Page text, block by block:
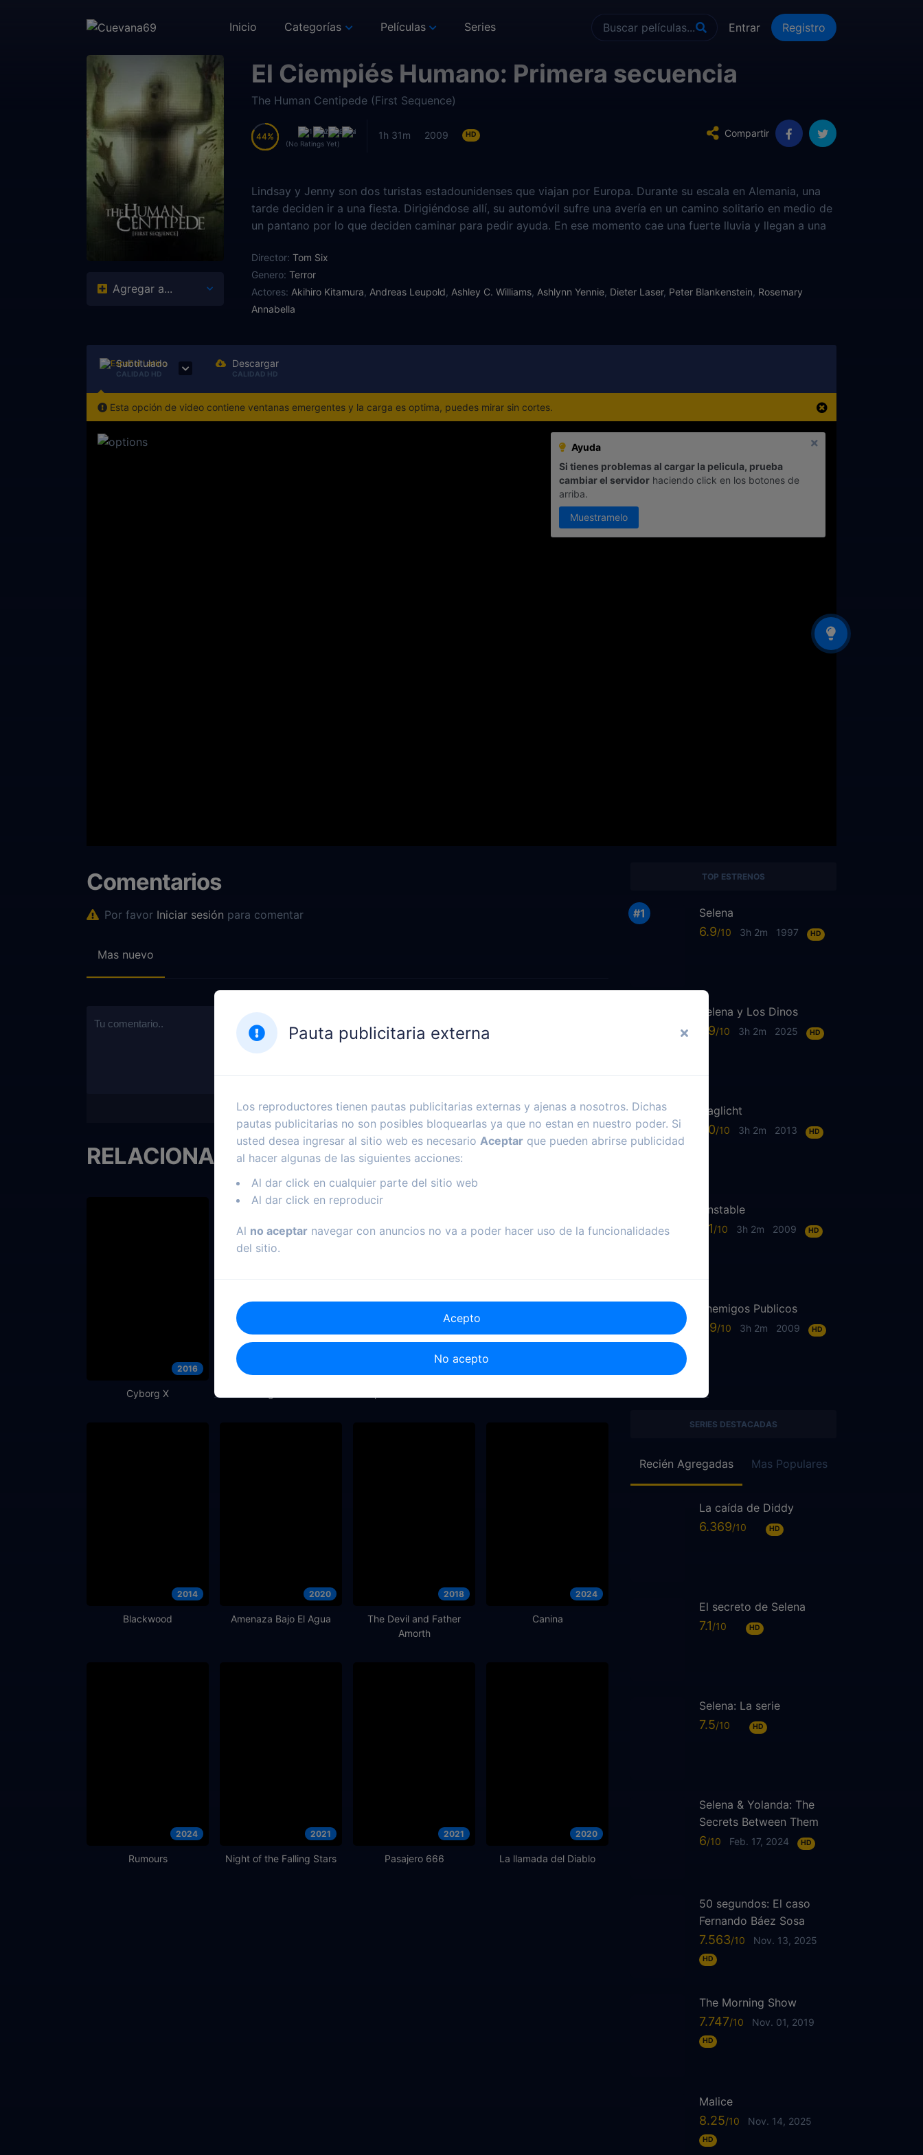
Entrar Registro
Inicio Categorías Películas Series
Agregar a...
El Ciempiés Humano: Primera secuencia
The Human Centipede (First Sequence)
44
44
(No Ratings Yet)
1h 31m 2009 HD Compartir
Lindsay y Jenny son dos turistas estadounidenses que viajan por Europa. Durante su escala en Alemania, una
tarde deciden ir a una fiesta. Dirigiéndose allí, su automóvil sufre una avería en un camino solitario en medio de
un pantano por lo que deciden caminar para pedir ayuda. En ese momento cae una fuerte lluvia y llegan a una
embargo, las droga y al despertar descubren que están atadas a unas camas en un cuarto equipado a manera
de laboratorio.
Director: Tom Six
Genero: Terror
Actores: Akihiro Kitamura Andreas Leupold Ashley C. Williams Ashlynn Yennie Dieter Laser, Peter Blankenstein Rosemary
Annabella
Subtitulado
CALIDAD HD
Descargar
CALIDAD HD
Esta opción de video contiene ventanas emergentes y la carga es optima, puedes mirar sin cortes.
Ayuda
Si tienes problemas al cargar la pelicula, prueba
cambiar el servidor haciendo click en los botones de
arriba.
Muestramelo
Comentarios
Por favor Iniciar sesión para comentar
Mas nuevo
RELACIONADOS
2016
Cyborg X
2014
Blackwood
2020
Amenaza Bajo El Agua
2018
The Devil and Father
Amorth
2024
Canina
2024
Rumours
2021
Night of the Falling Stars
2021
Pasajero 666
2020
La llamada del Diablo
TOP ESTRENOS
Selena
6.9 3h 2m 1997 HD
Selena y Los Dinos
7.9 3h 2m 2025 HD
Daglicht
7.0 3h 2m 2013 HD
Unstable
6.1 3h 2m 2009 HD
Enemigos Publicos
6.9 3h 2m 2009 HD
SERIES DESTACADAS
Recién Agregadas Mas Populares
La caída de Diddy
6.369 HD
El secreto de Selena
7.1 HD
Selena: La serie
7.5 HD
Selena & Yolanda: The
Secrets Between Them
6 Feb. 17, 2024 HD
50 segundos: El caso
Fernando Báez Sosa
7.563 Nov. 13, 2025
HD
The Morning Show
7.747 Nov. 01, 2019
HD
Malice
8.25 Nov. 14, 2025
HD
Pauta publicitaria externa
Los reproductores tienen pautas publicitarias externas y ajenas a nosotros. Dichas
pautas publicitarias no son posibles bloquearlas ya que no estan en nuestro poder. Si
usted desea ingresar al sitio web es necesario Aceptar que pueden abrirse publicidad
al hacer algunas de las siguientes acciones:
Al dar click en cualquier parte del sitio web
Al dar click en reproducir
Al no aceptar navegar con anuncios no va a poder hacer uso de la funcionalidades
del sitio.
Acepto
No acepto